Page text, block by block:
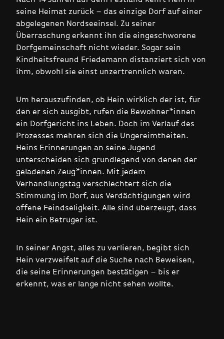
seine Heimat zurück – das einzige Dorf auf einer
abgelegenen Nordseeinsel. Zu seiner
Überraschung erkennt ihn die eingeschworene
Dorfgemeinschaft nicht wieder. Sogar sein
Kindheitsfreund Friedemann distanziert sich von
ihm, obwohl sie einst unzertrennlich waren.
Um herauszufinden, ob Hein wirklich der ist, für
den er sich ausgibt, rufen die Bewohner*innen
ein Dorfgericht ins Leben. Doch im Verlauf des
Prozesses mehren sich die Ungereimtheiten.
Heins Erinnerungen an seine Jugend
unterscheiden sich grundlegend von denen der
geladenen Zeug*innen. Mit jedem
Verhandlungstag verschlechtert sich die
Stimmung im Dorf, aus Verdächtigungen wird
offene Feindseligkeit. Alle sind überzeugt, dass
Hein ein Betrüger ist.
In seiner Angst, alles zu verlieren, begibt sich
Hein verzweifelt auf die Suche nach Beweisen,
die seine Erinnerungen bestätigen – bis er
erkennt, was er lange nicht sehen wollte.